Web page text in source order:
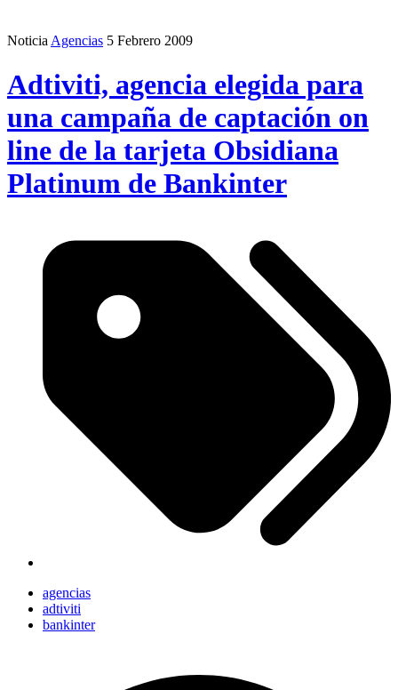
Noticia Agencias 5 Febrero 2009
Adtiviti, agencia elegida para
una campaña de captación on
line de la tarjeta Obsidiana
Platinum de Bankinter
agencias
adtiviti
bankinter